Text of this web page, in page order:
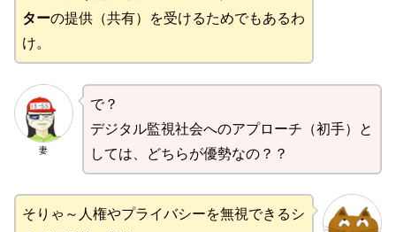
ターの提供（共有）を受けるためでもあるわ
け。
妻
で？
デジタル監視社会へのアプローチ（初手）と
しては、どちらが優勢なの？？
そりゃ～人権やプライバシーを無視できるシ